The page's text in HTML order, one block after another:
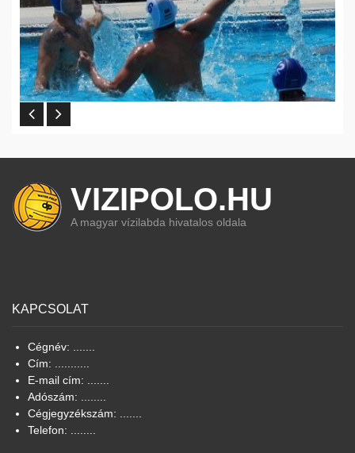
VIZIPOLO.HU
A magyar vízilabda hivatalos oldala
KAPCSOLAT
Cégnév: .......
Cím: ...........
E-mail cím: .......
Adószám: ........
Cégjegyzékszám: .......
Telefon: ........